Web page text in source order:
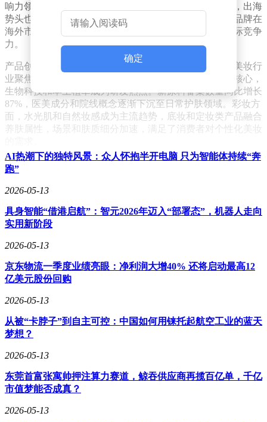
响力领跑市场。国货品牌不仅在国内市场占据主导地位，出海
势头也十分强劲，出口额持续攀升。花西子、珀莱雅等品牌在
海外市场的声量大幅增长，展现了中国化妆品品牌的国际竞争
力。
产品创新是推动化妆品市场发展的重要动力。2025年，美妆行
业聚焦功效细分与剂型创新，护肤领域以抗老和修护为核心，
生物科技和本土植萃成为研发热点。新原料备案数量同比增长
87%，医美成分和院线概念逐渐下沉至日常护肤领域。彩妆方
面，水光肌和自然妆感成为主流趋势，底妆和定妆类产品融合
养肤属性，场景和肤质细分加速，满足了消费者对个性化美妆
消费需求的两极化趋势日益明显，大众平价和高端升级成为市
场两大主流。功效和性价比成为消费者选择化妆品的核心诉
求。国妆的核心用户群体集中在25-34岁，三线城市成为主要
显，为化妆品市场带来了新的增长点。
快手等平台利用AI技术赋能全域经营，小红书则强化了种草
生态，为品牌提供了更精准的营销渠道。国货品牌主打精准护
肤、东方美学和妆养一体等概念，通过线上线下联动的主流模
式，提升了品牌影响力和市场占有率。
趋势。品牌将深耕精准细分赛道，争夺团标定义权，以差异化
成分构建技术壁垒。户外彩妆热潮将兴起，成为全新的增长
和使用体验。量效次抛市场规模将超过40亿元，且高端化趋势
凸显，为新品牌和腰部品牌提供了突围机会。整体来看，中国
化妆品行业将呈现科技赋能、场景延伸、需求精细化的核心特
征，行业创新与竞争将更加多元。
确定
AI热潮下的独特风景：众人怀抱半开电脑 只为智能体持续“奔
跑”
2026-05-13
具身智能“借港启航”：智元2026年迈入“部署态”，机器人走向
实用新阶段
2026-05-13
京东物流一季度业绩亮眼：净利润大增40% 还将启动最高12
亿美元股份回购
2026-05-13
从被“卡脖子”到自主可控：中国如何用铼托起航空工业的蓝天
梦想？
2026-05-13
东莞首富张寓帅押注算力赛道，鲸吞供应商再揽百亿单，千亿
市值梦能否成真？
2026-05-13